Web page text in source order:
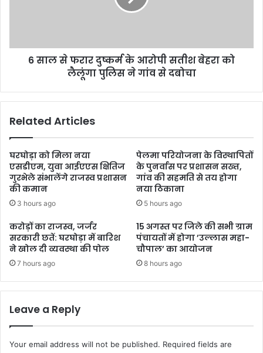
6 साल से फरार दुष्कर्म के आरोपी सतीश बेहरा को
लैलूंगा पुलिस ने गांव से दबोचा
Related Articles
घरघोड़ा को मिला नया
एसडीएम, युवा आईएएस क्षितिज
गुरभेले संभालेंगे राजस्व प्रशासन
की कमान
3 hours ago
पेलमा परियोजना के विस्थापितों
के पुनर्वास पर प्रशासन सख्त,
गांव की सहमति से तय होगा
नया ठिकाना
5 hours ago
करोड़ों का राजस्व, जर्जर
सरकारी छतें: घरघोड़ा में बारिश
ने खोल दी व्यवस्था की पोल
7 hours ago
15 अगस्त पर जिले की सभी ग्राम
पंचायतों में होगा ’उल्लास महा-
चौपाल’ का आयोजन
8 hours ago
Leave a Reply
Your email address will not be published. Required fields are